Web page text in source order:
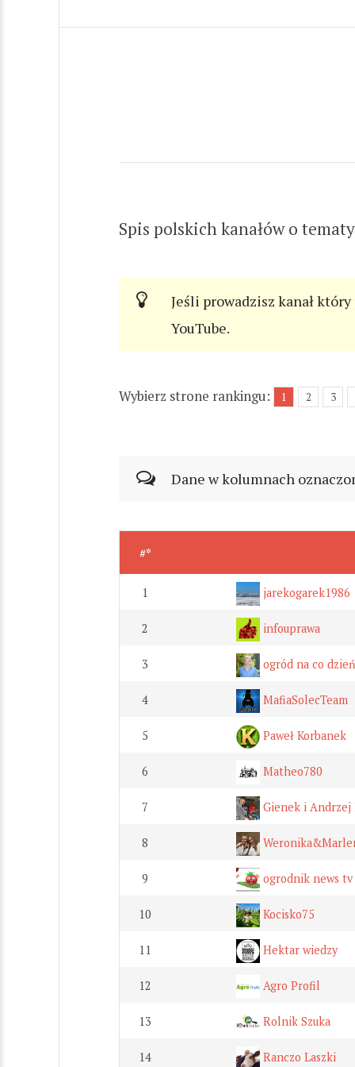
Spis polskich kanałów o
Jeśli prowadzisz kanał
YouTube.
Wybierz strone rankingu: 1 2 3
Dane w kolumnach
#*
1 jarekogarek1986
2 infouprawa
3 ogród na co dzień
4 MafiaSolecTeam
5 Paweł Korbanek
6 Matheo780
7 Gienek i Andrzej
8
9 ogrodnik news tv
10 Kocisko75
11 Hektar wiedzy
12 Agro Profil
13 Rolnik Szuka
14 Ranczo Laszki